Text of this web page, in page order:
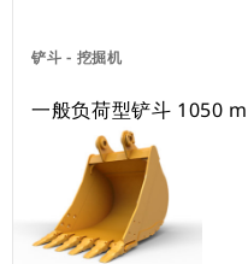
铲斗 - 挖掘机
一般负荷型铲斗 1050